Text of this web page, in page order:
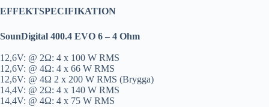
EFFEKTSPECIFIKATION
SounDigital 400.4 EVO 6 – 4 Ohm
12,6V: @ 2Ω: 4 x 100 W RMS
12,6V: @ 4Ω: 4 x 66 W RMS
12,6V: @ 4Ω 2 x 200 W RMS (Brygga)
14,4V: @ 2Ω: 4 x 140 W RMS
14,4V: @ 4Ω: 4 x 75 W RMS